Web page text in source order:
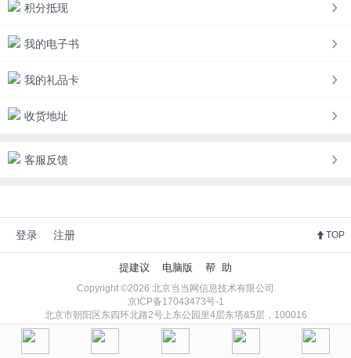
积分抵现
我的电子书
我的礼品卡
收货地址
客服反馈
登录 注册 TOP
提建议 电脑版 帮 助
Copyright ©2026 北京当当网信息技术有限公司
京ICP备17043473号-1
北京市朝阳区东四环北路2号上东公园里4层东塔&5层，100016